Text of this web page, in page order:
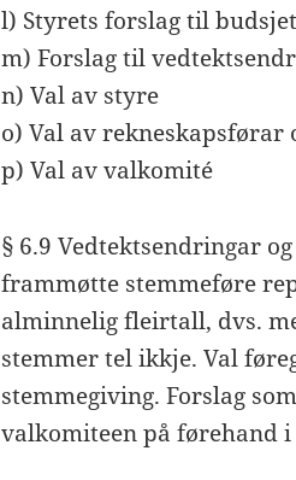
l) Styrets forslag til
m) Forslag til
n) Val av styre
o) Val av rekneskapsførar
p) Val av valkomité
§ 6.9 Vedtektsendringar
frammøtte stemmeføre
alminnelig fleirtall, dvs.
stemmer tel ikkje. Val
stemmegiving. Forslag
valkomiteen på førehand